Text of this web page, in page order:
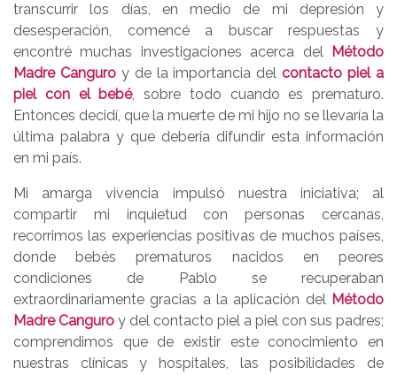
transcurrir los días, en medio de mi depresión y
desesperación, comencé a buscar respuestas y
encontré muchas investigaciones acerca del Método
Madre Canguroy de la importancia delcontacto piel a
piel con el bebé, sobre todo cuando es prematuro.
Entonces decidí, que la muerte de mi hijo no se llevaría la
última palabra y que debería difundir esta información
en mi país.
Mi amarga vivencia impulsó nuestra iniciativa; al
compartir mi inquietud con personas cercanas,
recorrimos las experiencias positivas de muchos países,
donde bebés prematuros nacidos en peores
condiciones de Pablo se recuperaban
extraordinariamente gracias a la aplicación del Método
Madre Canguro y del contacto piel a piel con sus padres;
comprendimos que de existir este conocimiento en
nuestras clínicas y hospitales, las posibilidades de